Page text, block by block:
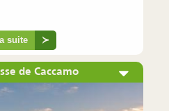
suite ≻
de Caccamo